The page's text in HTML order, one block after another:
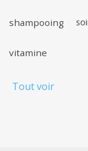
shampooing
vitamine
Tout voir